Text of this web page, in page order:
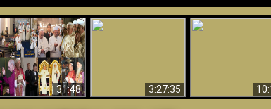
31:48
Vatikan II Adalah
Agama Baru
3:27:35
Video (Edisi Final)